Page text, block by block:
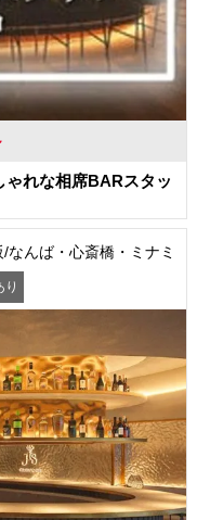
れな相席BARスタッ
/なんば・心斎橋・ミナミ
り